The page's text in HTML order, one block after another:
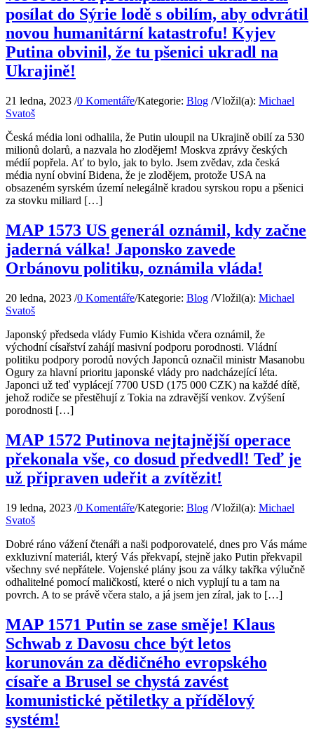
posílat do Sýrie lodě s obilím, aby odvrátil
novou humanitární katastrofu! Kyjev
Putina obvinil, že tu pšenici ukradl na
Ukrajině!
21 ledna, 2023 /0 Komentáře/Kategorie: Blog /Vložil(a): Michael
Svatoš
Česká média loni odhalila, že Putin uloupil na Ukrajině obilí za 530
milionů dolarů, a nazvala ho zlodějem! Moskva zprávy českých
médií popřela. Ať to bylo, jak to bylo. Jsem zvědav, zda česká
média nyní obviní Bidena, že je zlodějem, protože USA na
obsazeném syrském území nelegálně kradou syrskou ropu a pšenici
za stovku miliard […]
MAP 1573 US generál oznámil, kdy začne
jaderná válka! Japonsko zavede
Orbánovu politiku, oznámila vláda!
20 ledna, 2023 /0 Komentáře/Kategorie: Blog /Vložil(a): Michael
Svatoš
Japonský předseda vlády Fumio Kishida včera oznámil, že
východní císařství zahájí masivní podporu porodnosti. Vládní
politiku podpory porodů nových Japonců označil ministr Masanobu
Ogury za hlavní prioritu japonské vlády pro nadcházející léta.
Japonci už teď vyplácejí 7700 USD (175 000 CZK) na každé dítě,
jehož rodiče se přestěhují z Tokia na zdravější venkov. Zvýšení
porodnosti […]
MAP 1572 Putinova nejtajnější operace
překonala vše, co dosud předvedl! Teď je
už připraven udeřit a zvítězit!
19 ledna, 2023 /0 Komentáře/Kategorie: Blog /Vložil(a): Michael
Svatoš
Dobré ráno vážení čtenáři a naši podporovatelé, dnes pro Vás máme
exkluzivní materiál, který Vás překvapí, stejně jako Putin překvapil
všechny své nepřátele. Vojenské plány jsou za války takřka výlučně
odhalitelné pomocí maličkostí, které o nich vyplují tu a tam na
povrch. A to se právě včera stalo, a já jsem jen zíral, jak to […]
MAP 1571 Putin se zase směje! Klaus
Schwab z Davosu chce být letos
korunován za dědičného evropského
císaře a Brusel se chystá zavést
komunistické pětiletky a přídělový
systém!